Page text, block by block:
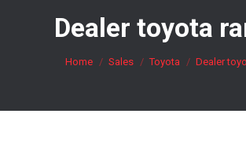
Dealer toyota
You are here:
Home Sales Toyota Dealer